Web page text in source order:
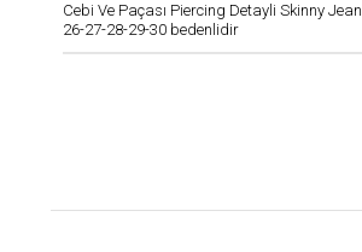
Cebi Ve Paçası Piercing Detayli Skinny Jean
26-27-28-29-30 bedenlidir